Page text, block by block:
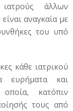
άλλων
αναγκαία με
του υπό
κάθε ιατρικού
ευρήματα και
κατόπιν
τους από